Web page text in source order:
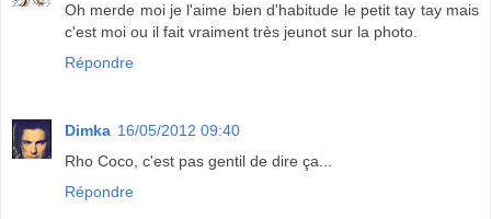
Oh merde moi je l'aime bien d'habitude le petit tay tay mais
c'est moi ou il fait vraiment très jeunot sur la photo.
Répondre
Dimka 16/05/2012 09:40
Rho Coco, c'est pas gentil de dire ça...
Répondre